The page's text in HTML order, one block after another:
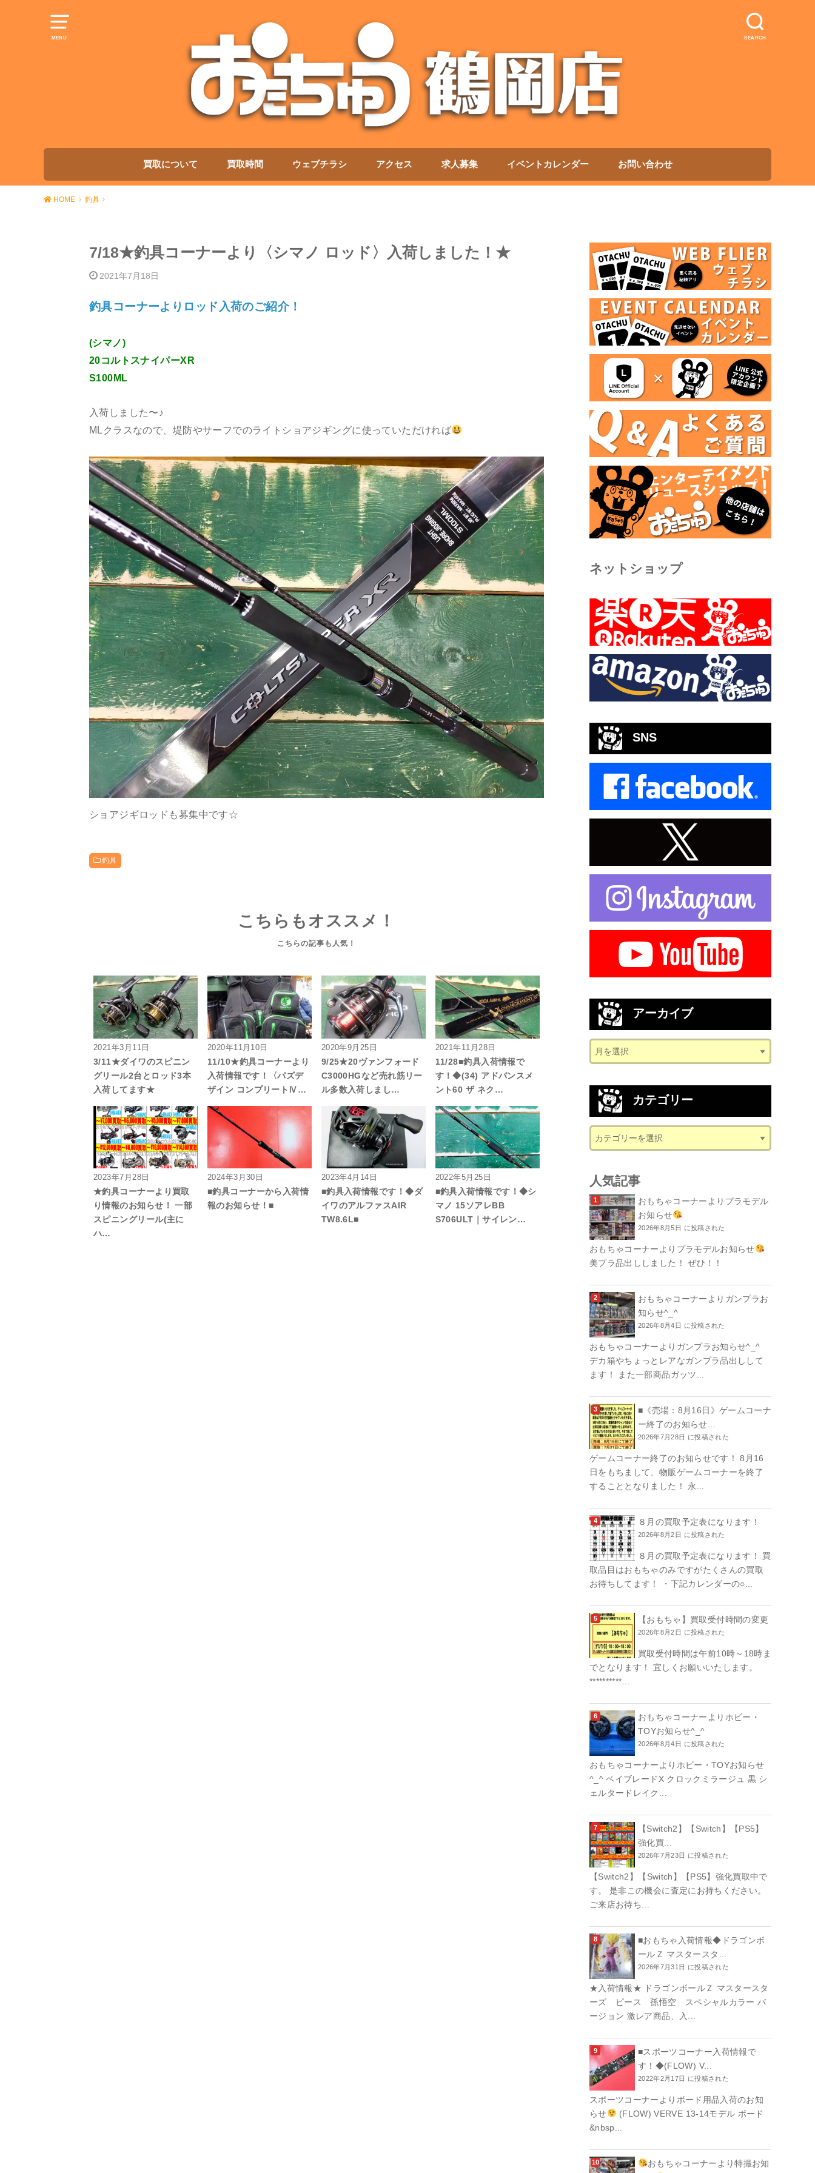
MENU SEARCH
買取について 買取時間 ウェブチラシ アクセス 求人募集 イベントカレンダー お問い合わせ
HOME 釣具
7/18★釣具コーナーより〈シマノ ロッド〉入荷しました！★
2021年7月18日
釣具コーナーよりロッド入荷のご紹介！
(シマノ)
20コルトスナイパーXR
S100ML
入荷しました〜♪
MLクラスなので、堤防やサーフでのライトショアジギングに使っていただければ
ショアジギロッドも募集中です☆
釣具
こちらもオススメ！
2021年3月11日
3/11★ダイワのスピニン
グリール2台とロッド3本
入荷してます★
2020年11月10日
11/10★釣具コーナーより
入荷情報です！〈パズデ
ザイン コンプリートⅣ…
2020年9月25日
9/25★20ヴァンフォード
C3000HGなど売れ筋リー
ル多数入荷しまし…
2021年11月28日
11/28■釣具入荷情報で
す！◆(34) アドバンスメ
ント60 ザ ネク…
2023年7月28日
★釣具コーナーより買取
り情報のお知らせ！ 一部
スピニングリール(主に
ハ…
2024年3月30日
■釣具コーナーから入荷情
報のお知らせ！■
2023年4月14日
■釣具入荷情報です！◆ダ
イワのアルファスAIR
TW8.6L■
2022年5月25日
■釣具入荷情報です！◆シ
マノ 15ソアレBB
S706ULT｜サイレン…
ネットショップ
SNS
アーカイブ
カテゴリー
人気記事
おもちゃコーナーよりプラモデル
お知らせ
2026年8月5日 に投稿された
おもちゃコーナーよりプラモデルお知らせ
美プラ品出ししました！ ぜひ！！
おもちゃコーナーよりガンプラお
知らせ^_^
2026年8月4日 に投稿された
おもちゃコーナーよりガンプラお知らせ^_^
デカ箱やちょっとレアなガンプラ品出しして
ます！ また一部商品ガッツ...
■《売場：8月16日》ゲームコーナ
ー終了のお知らせ...
2026年7月28日 に投稿された
ゲームコーナー終了のお知らせです！ 8月16
日をもちまして、物販ゲームコーナーを終了
することとなりました！ 永...
８月の買取予定表になります！
2026年8月2日 に投稿された
８月の買取予定表になります！ 買
取品目はおもちゃのみですがたくさんの買取
お待ちしてます！ ・下記カレンダーの○...
【おもちゃ】買取受付時間の変更
2026年8月2日 に投稿された
買取受付時間は午前10時～18時ま
でとなります！ 宜しくお願いいたします。
**********...
おもちゃコーナーよりホビー・
TOYお知らせ^_^
2026年8月4日 に投稿された
おもちゃコーナーよりホビー・TOYお知らせ
^_^ ベイブレードX クロックミラージュ 黒 シ
ェルタードレイク...
【Switch2】【Switch】【PS5】
強化買...
2026年7月23日 に投稿された
【Switch2】【Switch】【PS5】強化買取中で
す。 是非この機会に査定にお持ちください。
ご来店お待ち...
■おもちゃ入荷情報◆ドラゴンボ
ールＺ マスタースタ...
2026年7月31日 に投稿された
★入荷情報★ ドラゴンボールＺ マスタースタ
ーズ ピース 孫悟空 スペシャルカラー バ
ージョン 激レア商品、入...
■スポーツコーナー入荷情報で
す！◆(FLOW) V...
2022年2月17日 に投稿された
スポーツコーナーよりボード用品入荷のお知
らせ
(FLOW) VERVE 13-14モデル ボード
&nbsp...
おもちゃコーナーより特撮お知